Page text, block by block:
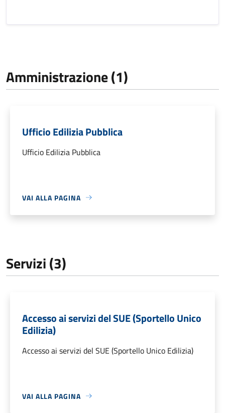
Amministrazione (1)
Ufficio Edilizia Pubblica
Ufficio Edilizia Pubblica
VAI ALLA PAGINA
Servizi (3)
Accesso ai servizi del SUE (Sportello Unico
Edilizia)
Accesso ai servizi del SUE (Sportello Unico Edilizia)
VAI ALLA PAGINA